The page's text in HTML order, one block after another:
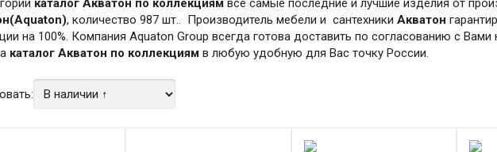
, количество 987 шт.. Производитель мебели и сантехники Акватон
на 100%. Компания Aquaton Group всегда готова доставить по согласованию с Вами
каталог Акватон по коллекциямв любую удобную для Вас точку России.